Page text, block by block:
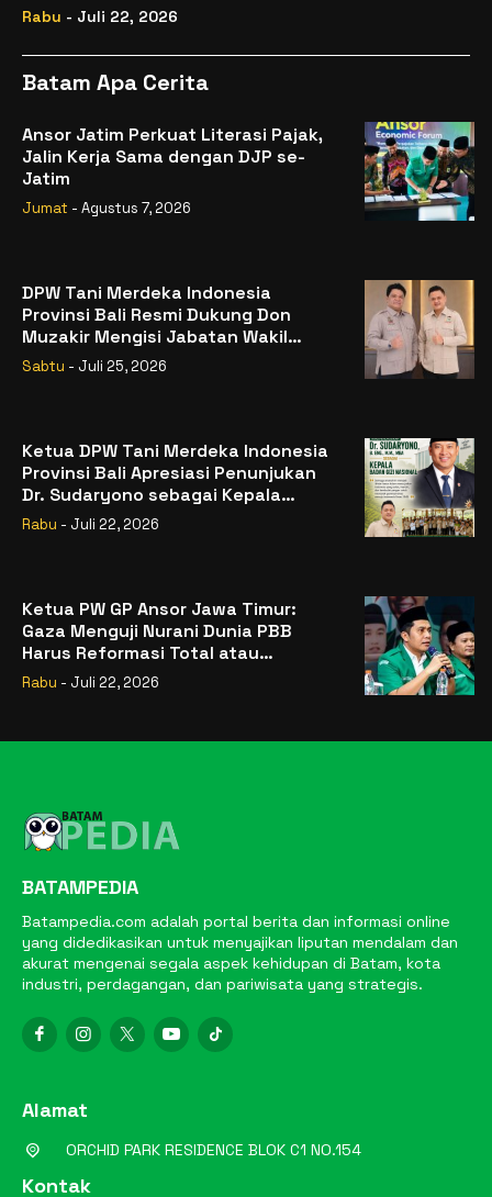
Rabu - Juli 22, 2026
Batam Apa Cerita
Ansor Jatim Perkuat Literasi Pajak,
Jalin Kerja Sama dengan DJP se-
Jatim
Jumat - Agustus 7, 2026
DPW Tani Merdeka Indonesia
Provinsi Bali Resmi Dukung Don
Muzakir Mengisi Jabatan Wakil
Menteri Pertanian RI
Sabtu - Juli 25, 2026
Ketua DPW Tani Merdeka Indonesia
Provinsi Bali Apresiasi Penunjukan
Dr. Sudaryono sebagai Kepala
Badan Gizi Nasional
Rabu - Juli 22, 2026
Ketua PW GP Ansor Jawa Timur:
Gaza Menguji Nurani Dunia PBB
Harus Reformasi Total atau
Kehilangan Legitimasi
Rabu - Juli 22, 2026
BATAMPEDIA
Batampedia.com adalah portal berita dan informasi online
yang didedikasikan untuk menyajikan liputan mendalam dan
akurat mengenai segala aspek kehidupan di Batam, kota
industri, perdagangan, dan pariwisata yang strategis.
Alamat
ORCHID PARK RESIDENCE BLOK C1 NO.154
Kontak